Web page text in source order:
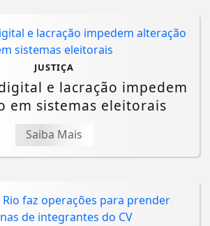
JUSTIÇA
e lacração impedem
em sistemas eleitorais
Saiba Mais